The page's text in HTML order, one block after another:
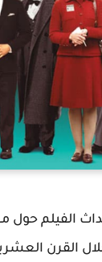
الفيلم
القرن